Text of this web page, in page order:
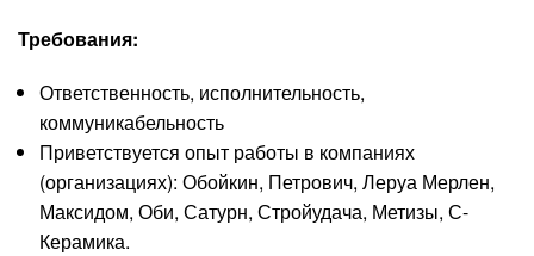
Требования:
Ответственность, исполнительность,
коммуникабельность
Приветствуется опыт работы в компаниях
(организациях): Обойкин, Петрович, Леруа Мерлен,
Максидом, Оби, Сатурн, Стройудача, Метизы, С-
Керамика.